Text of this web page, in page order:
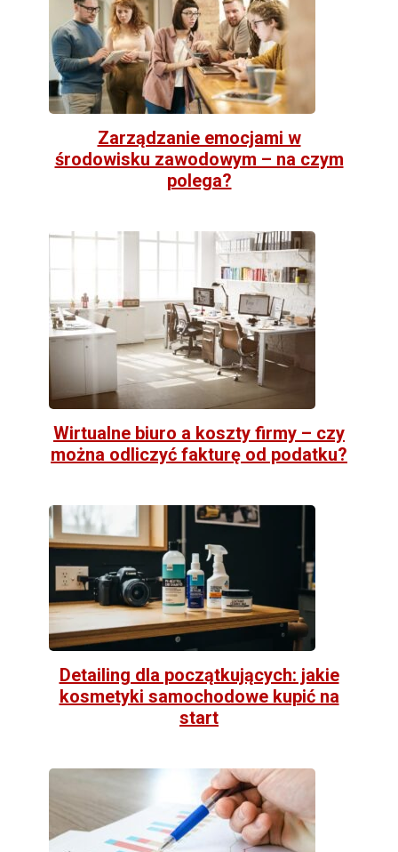
Zarządzanie emocjami w
środowisku zawodowym – na czym
polega?
Wirtualne biuro a koszty firmy – czy
można odliczyć fakturę od podatku?
Detailing dla początkujących: jakie
kosmetyki samochodowe kupić na
start